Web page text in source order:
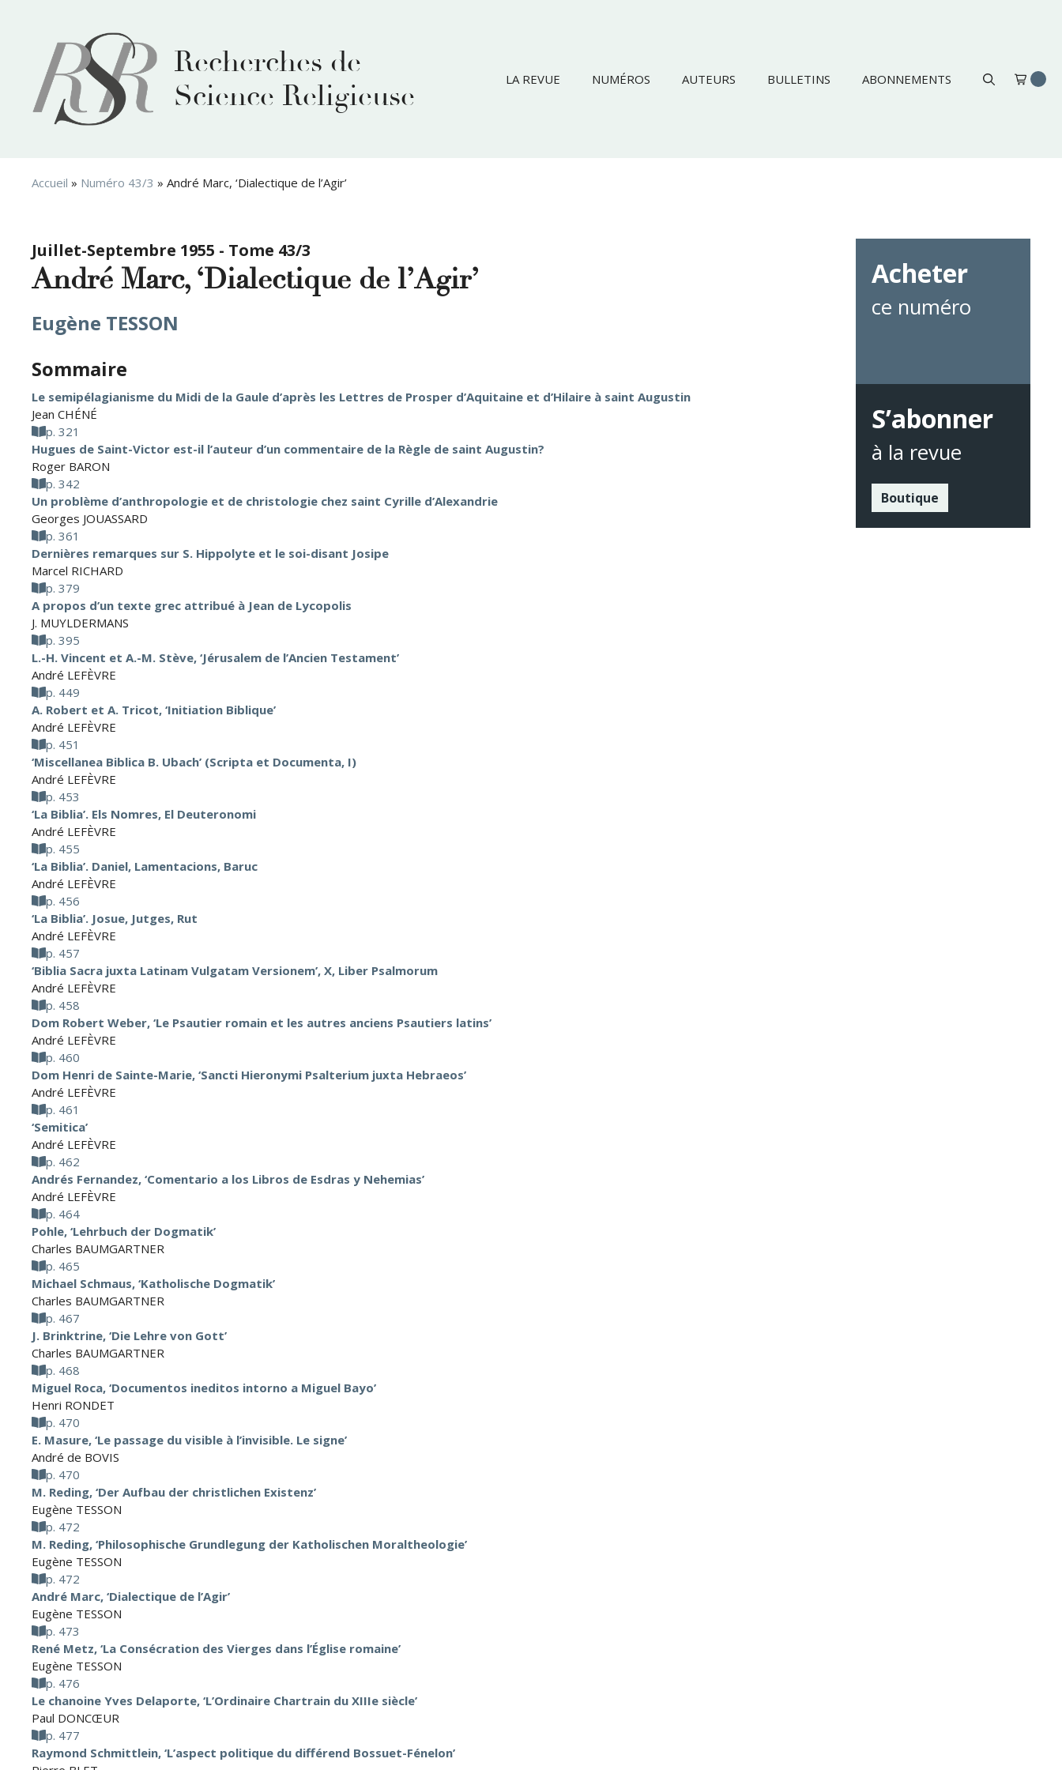
Recherches de
Science Religieuse
LA REVUE NUMÉROS AUTEURS BULLETINS ABONNEMENTS
Accueil » Numéro 43/3 » André Marc, ‘Dialectique de l’Agir’
Juillet-Septembre 1955 - Tome 43/3
André Marc, ‘Dialectique de l’Agir’
Eugène TESSON
Sommaire
Le semipélagianisme du Midi de la Gaule d’après les Lettres de Prosper d’Aquitaine et d’Hilaire à saint Augustin
Jean CHÉNÉ
p. 321
Hugues de Saint-Victor est-il l’auteur d’un commentaire de la Règle de saint Augustin?
Roger BARON
p. 342
Un problème d’anthropologie et de christologie chez saint Cyrille d’Alexandrie
Georges JOUASSARD
p. 361
Dernières remarques sur S. Hippolyte et le soi-disant Josipe
Marcel RICHARD
p. 379
A propos d’un texte grec attribué à Jean de Lycopolis
J. MUYLDERMANS
p. 395
L.-H. Vincent et A.-M. Stève, ‘Jérusalem de l’Ancien Testament’
André LEFÈVRE
p. 449
A. Robert et A. Tricot, ‘Initiation Biblique’
André LEFÈVRE
p. 451
‘Miscellanea Biblica B. Ubach’ (Scripta et Documenta, I)
André LEFÈVRE
p. 453
‘La Biblia’. Els Nomres, El Deuteronomi
André LEFÈVRE
p. 455
‘La Biblia’. Daniel, Lamentacions, Baruc
André LEFÈVRE
p. 456
‘La Biblia’. Josue, Jutges, Rut
André LEFÈVRE
p. 457
‘Biblia Sacra juxta Latinam Vulgatam Versionem’, X, Liber Psalmorum
André LEFÈVRE
p. 458
Dom Robert Weber, ‘Le Psautier romain et les autres anciens Psautiers latins’
André LEFÈVRE
p. 460
Dom Henri de Sainte-Marie, ‘Sancti Hieronymi Psalterium juxta Hebraeos’
André LEFÈVRE
p. 461
‘Semitica’
André LEFÈVRE
p. 462
Andrés Fernandez, ‘Comentario a los Libros de Esdras y Nehemias’
André LEFÈVRE
p. 464
Pohle, ‘Lehrbuch der Dogmatik’
Charles BAUMGARTNER
p. 465
Michael Schmaus, ‘Katholische Dogmatik’
Charles BAUMGARTNER
p. 467
J. Brinktrine, ‘Die Lehre von Gott’
Charles BAUMGARTNER
p. 468
Miguel Roca, ‘Documentos ineditos intorno a Miguel Bayo’
Henri RONDET
p. 470
E. Masure, ‘Le passage du visible à l’invisible. Le signe’
André de BOVIS
p. 470
M. Reding, ‘Der Aufbau der christlichen Existenz’
Eugène TESSON
p. 472
M. Reding, ‘Philosophische Grundlegung der Katholischen Moraltheologie’
Eugène TESSON
p. 472
André Marc, ‘Dialectique de l’Agir’
Eugène TESSON
p. 473
René Metz, ‘La Consécration des Vierges dans l’Église romaine’
Eugène TESSON
p. 476
Le chanoine Yves Delaporte, ‘L’Ordinaire Chartrain du XIIIe siècle’
Paul DONCŒUR
p. 477
Raymond Schmittlein, ‘L’aspect politique du différend Bossuet-Fénelon’
Acheter
ce numéro
S’abonner
à la revue
Boutique